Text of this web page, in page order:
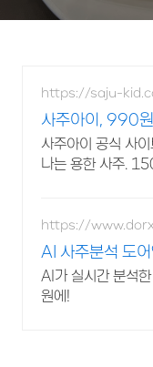
https://saju-
사주아이, 990
사주아이 공식 사
나는 용한 사주.
https://
AI 사주분석 도
AI가 실시간 분석
원에!